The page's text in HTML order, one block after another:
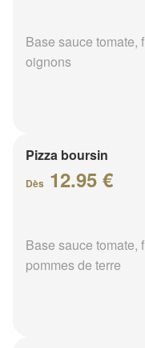
Base sauce tomate,
oignons
Pizza boursin
Dès 12.95 €
Base sauce tomate,
pommes de terre